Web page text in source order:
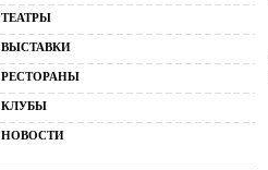
ТЕАТРЫ
ВЫСТАВКИ
РЕСТОРАНЫ
КЛУБЫ
НОВОСТИ